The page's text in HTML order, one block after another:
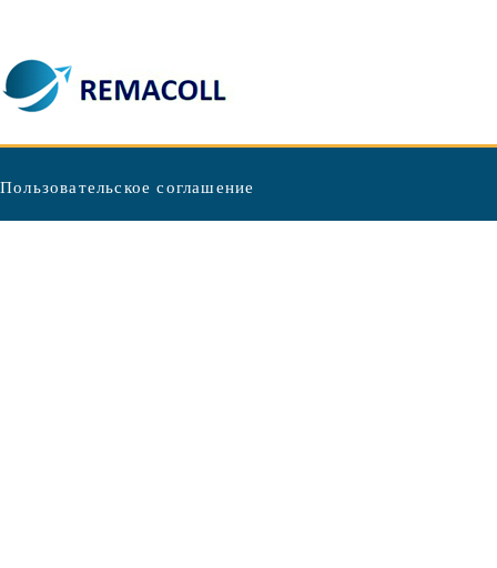
Пользовательское соглашение